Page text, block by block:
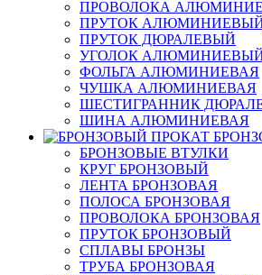
ПРОВОЛОКА
ПРУТОК
ПРУТОК ДЮРАЛЕВЫЙ
УГОЛОК
ФОЛЬГА АЛЮМИНИЕВАЯ
ЧУШКА АЛЮМИНИЕВАЯ
ШЕСТИГРАННИК
ШИНА АЛЮМИНИЕВАЯ
БРОНЗОВЫЕ ВТУЛКИ
КРУГ БРОНЗОВЫЙ
ЛЕНТА БРОНЗОВАЯ
ПОЛОСА БРОНЗОВАЯ
ПРОВОЛОКА БРОНЗОВАЯ
ПРУТОК БРОНЗОВЫЙ
СПЛАВЫ БРОНЗЫ
ТРУБА БРОНЗОВАЯ